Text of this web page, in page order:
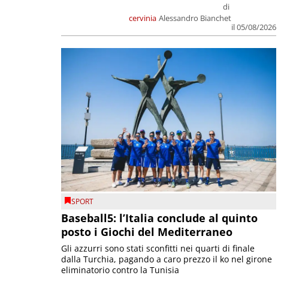
cervinia
di
Alessandro Bianchet
il 05/08/2026
SPORT
Baseball5: l’Italia conclude al quinto
posto i Giochi del Mediterraneo
Gli azzurri sono stati sconfitti nei quarti di finale
dalla Turchia, pagando a caro prezzo il ko nel girone
eliminatorio contro la Tunisia